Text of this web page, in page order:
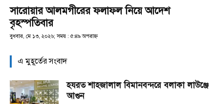
সারোয়ার আলমগীরের ফলাফল নিয়ে আদেশ
বৃহস্পতিবার
বুধবার, মে ১৩, ২০২৬; সময় : ৫:৪৯ অপরাহ্ণ
এ মুহূর্তের সংবাদ
হযরত শাহজালাল বিমানবন্দরে বলাকা লাউঞ্জে
আগুন